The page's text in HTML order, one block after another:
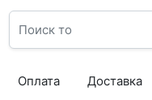
Оплата Доставка